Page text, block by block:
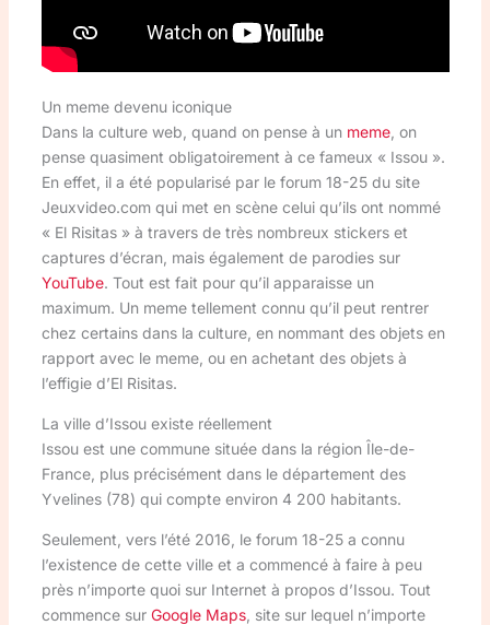
Un meme devenu iconique
Dans la culture web, quand on pense à un meme, on
pense quasiment obligatoirement à ce fameux « Issou ».
En effet, il a été popularisé par le forum 18-25 du site
Jeuxvideo.com qui met en scène celui qu’ils ont nommé
« El Risitas » à travers de très nombreux stickers et
captures d’écran, mais également de parodies sur
YouTube. Tout est fait pour qu’il apparaisse un
maximum. Un meme tellement connu qu’il peut rentrer
chez certains dans la culture, en nommant des objets en
rapport avec le meme, ou en achetant des objets à
l’effigie d’El Risitas.
La ville d’Issou existe réellement
Issou est une commune située dans la région Île-de-
France, plus précisément dans le département des
Yvelines (78) qui compte environ 4 200 habitants.
Seulement, vers l’été 2016, le forum 18-25 a connu
l’existence de cette ville et a commencé à faire à peu
près n’importe quoi sur Internet à propos d’Issou. Tout
commence sur Google Maps, site sur lequel n’importe